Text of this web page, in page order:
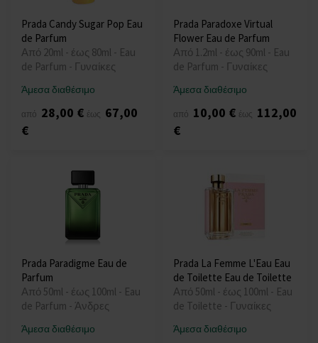
Prada Candy Sugar Pop Eau
de Parfum
Από 20ml - έως 80ml - Eau
de Parfum - Γυναίκες
Άμεσα διαθέσιμο
από 28,00 € έως 67,00
€
Prada Paradoxe Virtual
Flower Eau de Parfum
Από 1.2ml - έως 90ml - Eau
de Parfum - Γυναίκες
Άμεσα διαθέσιμο
από 10,00 € έως 112,00
€
Prada Paradigme Eau de
Parfum
Από 50ml - έως 100ml - Eau
de Parfum - Άνδρες
Άμεσα διαθέσιμο
Prada La Femme L'Eau Eau
de Toilette Eau de Toilette
Από 50ml - έως 100ml - Eau
de Toilette - Γυναίκες
Άμεσα διαθέσιμο